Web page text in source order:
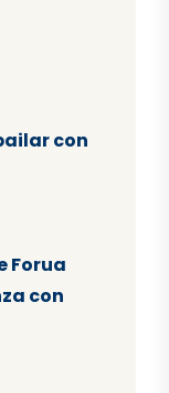
con
Forua
con